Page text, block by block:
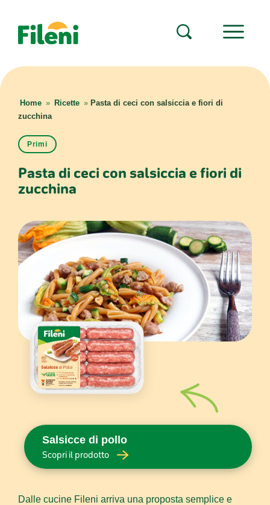
Home » Ricette » Pasta di ceci con salsiccia e fiori di
zucchina
Primi
Pasta di ceci con salsiccia e fiori di
zucchina
Salsicce di pollo
Scopri il prodotto
Dalle cucine Fileni arriva una proposta semplice e